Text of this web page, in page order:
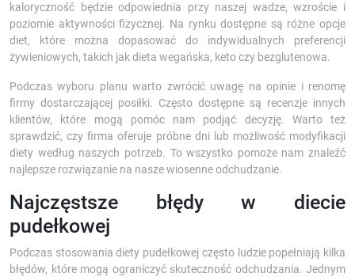
kaloryczność będzie odpowiednia przy naszej wadze, wzroście i
poziomie aktywności fizycznej. Na rynku dostępne są różne opcje
diet, które można dopasować do indywidualnych preferencji
żywieniowych, takich jak dieta wegańska, keto czy bezglutenowa.
Podczas wyboru planu warto zwrócić uwagę na opinie i renomę
firmy dostarczającej posiłki. Często dostępne są recenzje innych
klientów, które mogą pomóc nam podjąć decyzję. Warto też
sprawdzić, czy firma oferuje próbne dni lub możliwość modyfikacji
diety według naszych potrzeb. To wszystko pomoże nam znaleźć
najlepsze rozwiązanie na nasze wiosenne odchudzanie.
Najczęstsze błędy w diecie
pudełkowej
Podczas stosowania diety pudełkowej często ludzie popełniają kilka
błędów, które mogą ograniczyć skuteczność odchudzania. Jednym